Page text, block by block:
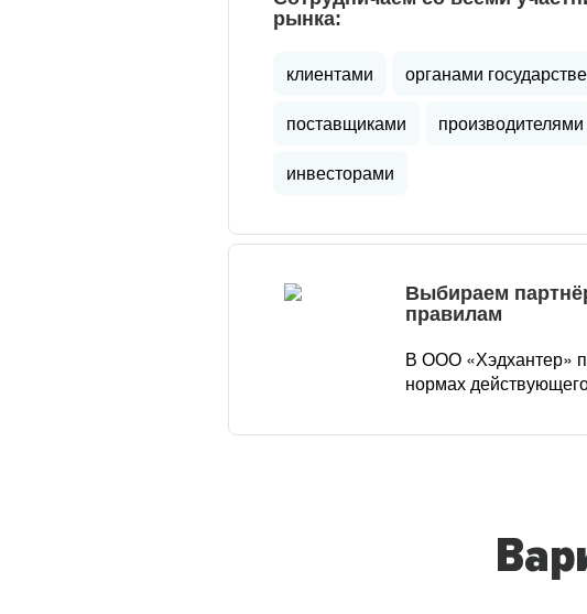
рынка:
клиентами
органами
поставщиками
производителями
инвесторами
Выбираем
правилам
В ООО «Хэдхантер»
нормах